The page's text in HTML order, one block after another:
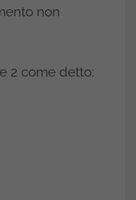
non
2 come detto: